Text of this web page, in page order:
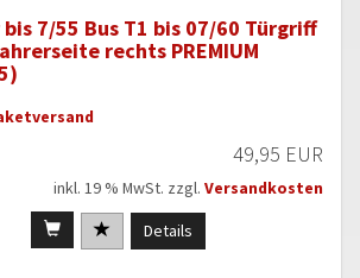
bis 7/55 Bus T1 bis 07/60 Türgriff
rechts PREMIUM
49,95 EUR
inkl. 19 % MwSt. zzgl. Versandkosten
Details